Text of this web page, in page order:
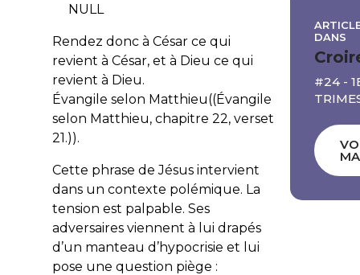
NULL
Rendez donc à César ce qui
revient à César, et à Dieu ce qui
revient à Dieu.
Évangile selon Matthieu((Évangile
selon Matthieu, chapitre 22, verset
21.)).
Cette phrase de Jésus intervient
dans un contexte polémique. La
tension est palpable. Ses
adversaires viennent à lui drapés
d’un manteau d’hypocrisie et lui
pose une question piège :
DANS
#24 -